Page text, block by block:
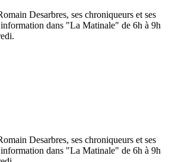
Desarbres, ses chroniqueurs et ses
dans "La Matinale" de 6h à 9h
Desarbres, ses chroniqueurs et ses
dans "La Matinale" de 6h à 9h